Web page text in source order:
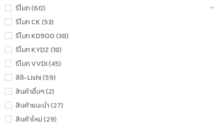
รีโมท (60)
รีโมท CK (53)
รีโมท KD900 (38)
รีโมท KYDZ (18)
รีโมท VVDI (45)
ลิชิ-Lishi (59)
สินค้าอื่นๆ (2)
สินค้าแนะนำ (27)
สินค้าใหม่ (29)